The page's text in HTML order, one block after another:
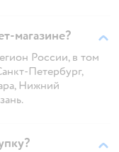
магазине?
России, в том
Петербург,
Нижний